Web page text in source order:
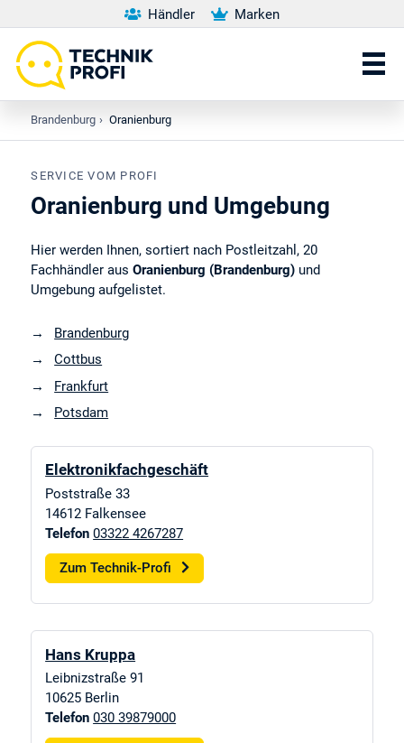
Händler Marken
Brandenburg › Oranienburg
SERVICE VOM PROFI
Oranienburg und Umgebung
Hier werden Ihnen, sortiert nach Postleitzahl, 20
Fachhändler ausOranienburg (Brandenburg) und
Umgebung aufgelistet.
Brandenburg
Cottbus
Frankfurt
Potsdam
Elektronikfachgeschäft
Poststraße 33
14612 Falkensee
Telefon 03322 4267287
Zum Technik-Profi
Hans Kruppa
Leibnizstraße 91
10625 Berlin
Telefon 030 39879000